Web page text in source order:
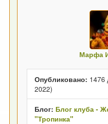
Марфа
Опубликовано: 1476
2022)
Блог: Блог клуба -
"Тропинка"